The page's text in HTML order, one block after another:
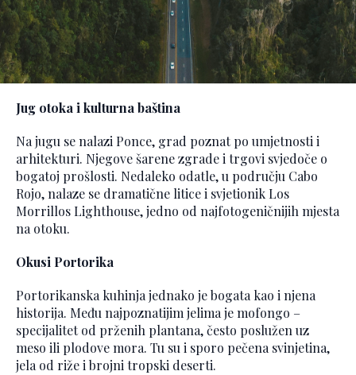
Jug otoka i kulturna baština
Na jugu se nalazi Ponce, grad poznat po umjetnosti i
arhitekturi. Njegove šarene zgrade i trgovi svjedoče o
bogatoj prošlosti. Nedaleko odatle, u području Cabo
Rojo, nalaze se dramatične litice i svjetionik Los
Morrillos Lighthouse, jedno od najfotogeničnijih mjesta
na otoku.
Okusi Portorika
Portorikanska kuhinja jednako je bogata kao i njena
historija. Među najpoznatijim jelima je mofongo –
specijalitet od prženih plantana, često poslužen uz
meso ili plodove mora. Tu su i sporo pečena svinjetina,
jela od riže i brojni tropski deserti.